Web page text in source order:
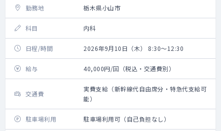
勤務地 栃木県小山市
科目 内科
日程/時間 2026年9月10日（木） 8:30～12:30
給与 40,000円/回（税込・交通費別）
交通費
実費支給（新幹線代自由席分・特急代支給可
能）
駐車場利用 駐車場利用可（自己負担なし）